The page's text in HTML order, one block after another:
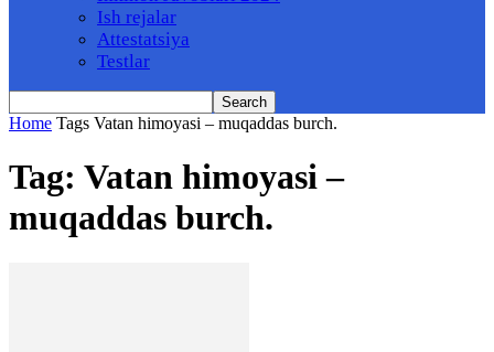
Ish rejalar
Attestatsiya
Testlar
Home Tags Vatan himoyasi – muqaddas burch.
Tag: Vatan himoyasi –
muqaddas burch.